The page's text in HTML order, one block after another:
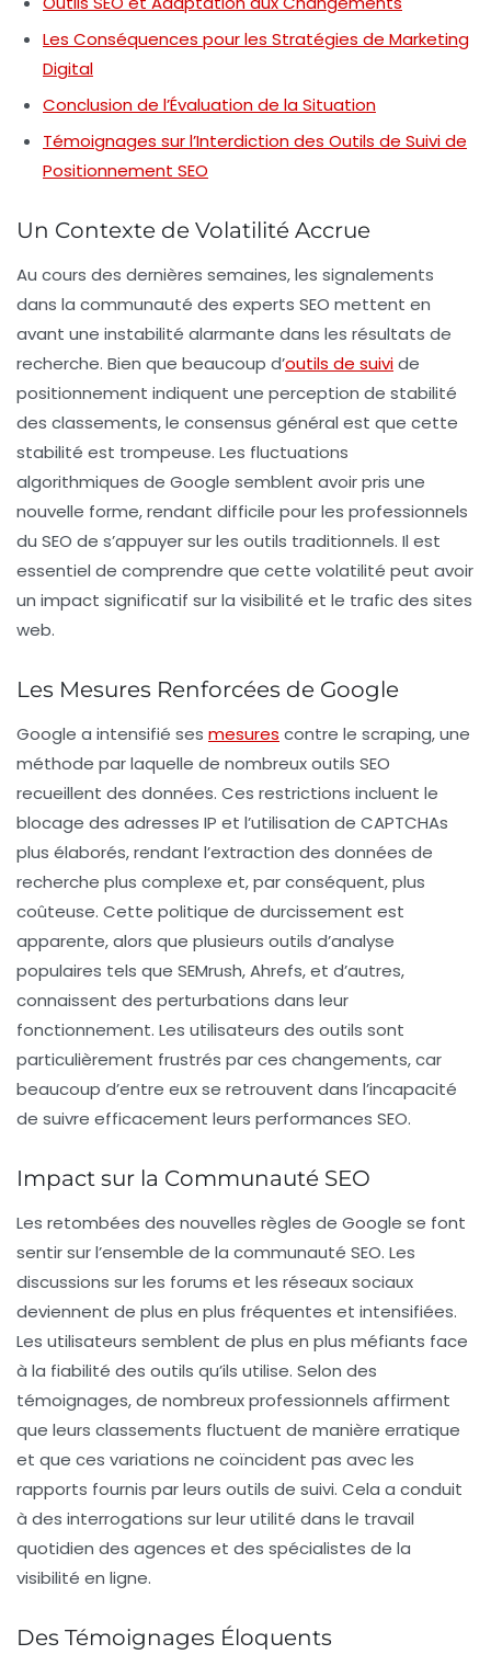
Les Conséquences pour les Stratégies de Marketing
Digital
Conclusion de l’Évaluation de la Situation
Témoignages sur l’Interdiction des Outils de Suivi de
Positionnement SEO
Un Contexte de Volatilité Accrue
Au cours des dernières semaines, les signalements
dans la communauté des experts SEO mettent en
avant une instabilité alarmante dans les résultats de
recherche. Bien que beaucoup d’outils de suivide
positionnement indiquent une perception de stabilité
des classements, le consensus général est que cette
stabilité est trompeuse. Les fluctuations
algorithmiques de Google semblent avoir pris une
nouvelle forme, rendant difficile pour les professionnels
du SEO de s’appuyer sur les outils traditionnels. Il est
essentiel de comprendre que cette volatilité peut avoir
un impact significatif sur la visibilité et le trafic des sites
web.
Les Mesures Renforcées de Google
Google a intensifié ses mesures contre le scraping, une
méthode par laquelle de nombreux outils SEO
recueillent des données. Ces restrictions incluent le
blocage des adresses IP et l’utilisation de CAPTCHAs
plus élaborés, rendant l’extraction des données de
recherche plus complexe et, par conséquent, plus
coûteuse. Cette politique de durcissement est
apparente, alors que plusieurs outils d’analyse
populaires tels que SEMrush, Ahrefs, et d’autres,
connaissent des perturbations dans leur
fonctionnement. Les utilisateurs des outils sont
particulièrement frustrés par ces changements, car
beaucoup d’entre eux se retrouvent dans l’incapacité
de suivre efficacement leurs performances SEO.
Impact sur la Communauté SEO
Les retombées des nouvelles règles de Google se font
sentir sur l’ensemble de la communauté SEO. Les
discussions sur les forums et les réseaux sociaux
deviennent de plus en plus fréquentes et intensifiées.
Les utilisateurs semblent de plus en plus méfiants face
à la fiabilité des outils qu’ils utilise. Selon des
témoignages, de nombreux professionnels affirment
que leurs classements fluctuent de manière erratique
et que ces variations ne coïncident pas avec les
rapports fournis par leurs outils de suivi. Cela a conduit
à des interrogations sur leur utilité dans le travail
quotidien des agences et des spécialistes de la
visibilité en ligne.
Des Témoignages Éloquents